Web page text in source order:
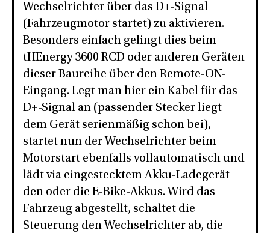
Wechselrichter über das D+-Signal
(Fahrzeugmotor startet) zu aktivieren.
Besonders einfach gelingt dies beim
tHEnergy 3600 RCD oder anderen Geräten
dieser Baureihe über den Remote-ON-
Eingang. Legt man hier ein Kabel für das
D+-Signal an (passender Stecker liegt
dem Gerät serienmäßig schon bei),
startet nun der Wechselrichter beim
Motorstart ebenfalls vollautomatisch und
lädt via eingestecktem Akku-Ladegerät
den oder die E-Bike-Akkus. Wird das
Fahrzeug abgestellt, schaltet die
Steuerung den Wechselrichter ab, die